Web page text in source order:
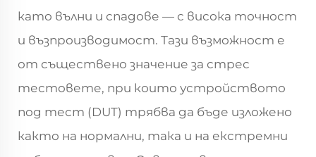
като вълни и спадове — с висока точност
и възпроизводимост. Тази възможност е
от съществено значение за стрес
тестовете, при които устройството
под тест (DUT) трябва да бъде изложено
както на нормални, така и на екстремни